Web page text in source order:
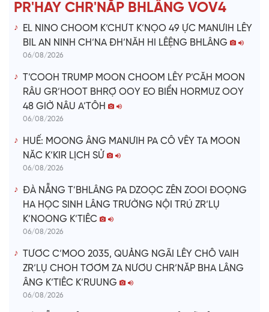
o
PR'HAY CHR'NĂP BHLÂNG VOV4
EL NINO CHOOM K’CHƯT K’NỌO 49 ỰC MANƯIH LÊY
BIL AN NINH CH’NA ĐH’NĂH HI LÊỆNG BHLÂNG
06/08/2026
T’COOH TRUMP MOON CHOOM LÊY P’CĂH MOON
RÂU GR’HOOT BHRỢ OOY EO BIỂN HORMUZ OOY
48 GIỜ NÂU A’TÔH
06/08/2026
HUẾ: MOONG ÂNG MANƯIH PA CÔ VÊY TA MOON
NĂC K’KIR LỊCH SỬ
06/08/2026
ĐÀ NẴNG T’BHLÂNG PA DZOỌC ZÊN ZOOI ĐOỌNG
HA HỌC SINH LÂNG TRƯỜNG NỘI TRÚ ZR’LỤ
K’NOONG K’TIÊC
06/08/2026
TƯƠC C’MOO 2035, QUẢNG NGÃI LÊY CHÔ VAIH
ZR’LỤ CHOH TƠƠM ZA NƯƠU CHR’NĂP BHA LÂNG
ÂNG K’TIÊC K’RUUNG
06/08/2026